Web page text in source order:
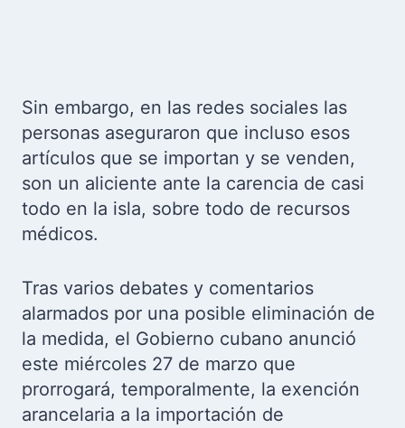
Sin embargo, en las redes sociales las
personas aseguraron que incluso esos
artículos que se importan y se venden,
son un aliciente ante la carencia de casi
todo en la isla, sobre todo de recursos
médicos.
Tras varios debates y comentarios
alarmados por una posible eliminación de
la medida, el Gobierno cubano anunció
este miércoles 27 de marzo que
prorrogará, temporalmente, la exención
arancelaria a la importación de